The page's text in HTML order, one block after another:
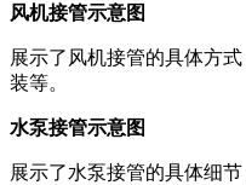
风机接管示意图
展示了风机接管的具体方
装等。
水泵接管示意图
展示了水泵接管的具体细